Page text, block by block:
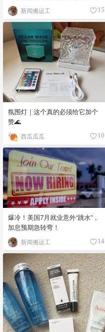
新闻搬运工 15
氛围灯｜这个真的必须给它加个
赞🌊
西瓜瓜瓜 10
爆冷！美国7月就业意外“跳水”，
加息预期急转弯！
新闻搬运工 14